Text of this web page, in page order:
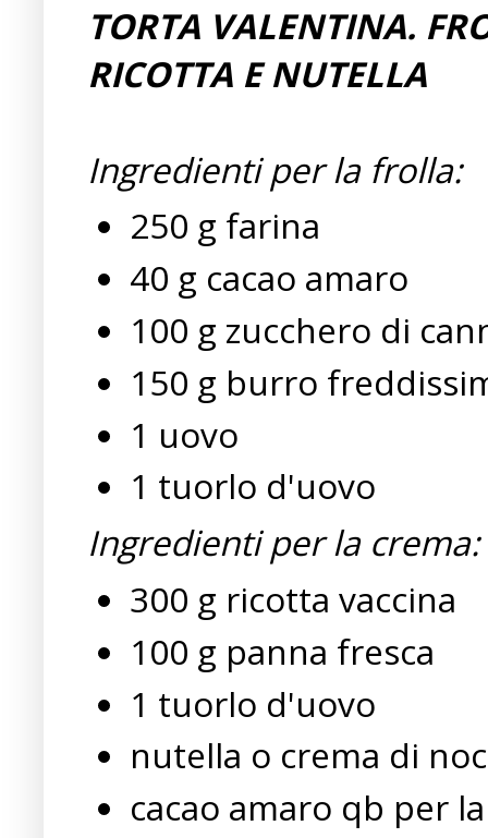
TORTA VALENTINA.
RICOTTA E NUTELLA
Ingredienti per la frolla:
250 g farina
40 g cacao amaro
100 g zucchero di
150 g burro
1 uovo
1 tuorlo d'uovo
Ingredienti per la crema:
300 g ricotta vaccina
100 g panna fresca
1 tuorlo d'uovo
nutella o crema di
cacao amaro qb per